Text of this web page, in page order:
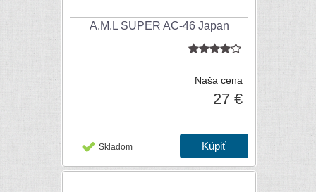
A.M.L SUPER AC-46 Japan
Naša cena
27 €
Skladom